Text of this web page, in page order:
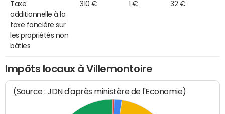
Taxe
additionnelle à la
taxe foncière sur
les propriétés non
bâties
310 € 1 € 32 €
Impôts locaux à Villemontoire
(Source : JDN d'après ministère de l'Economie)